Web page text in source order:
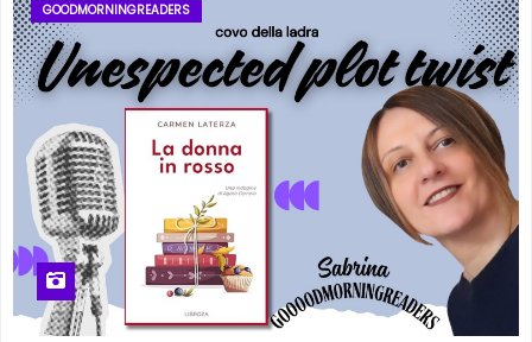
GOODMORNINGREADERS